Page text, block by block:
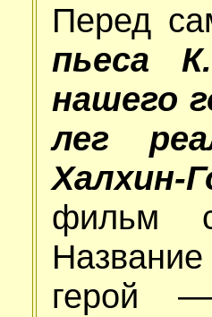
Перед
пьеса
нашего
лег
Халхин-
фильм
герой —